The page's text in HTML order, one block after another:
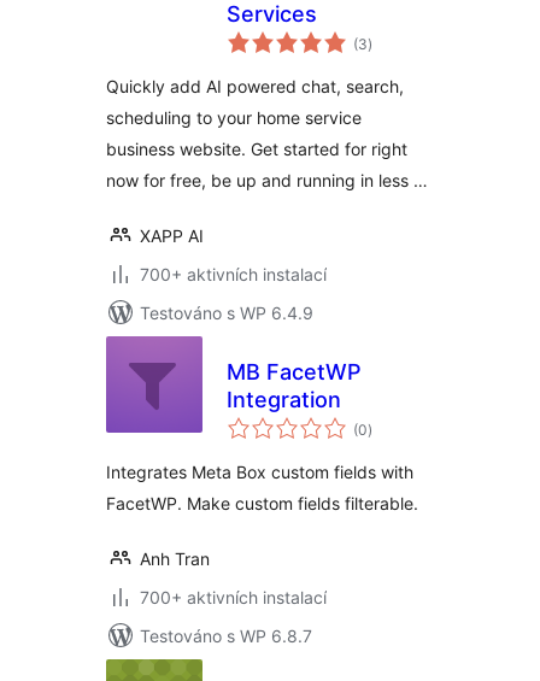
Services
(3celkové
hodnocení
)
Quickly add AI powered chat, search,
scheduling to your home service
business website. Get started for right
now for free, be up and running in less …
XAPP AI
700+ aktivních instalací
Testováno s WP 6.4.9
MB FacetWP
Integration
(0celkové
hodnocení
)
Integrates Meta Box custom fields with
FacetWP. Make custom fields filterable.
Anh Tran
700+ aktivních instalací
Testováno s WP 6.8.7